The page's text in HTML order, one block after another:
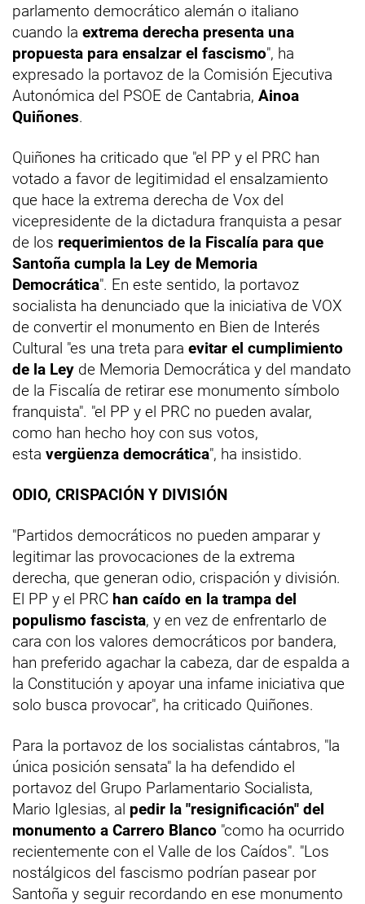
parlamento democrático alemán o italiano
cuando la extrema derecha presenta una
propuesta para ensalzar el fascismo", ha
expresado la portavoz de la Comisión Ejecutiva
Autonómica del PSOE de Cantabria, Ainoa
Quiñones.
Quiñones ha criticado que "el PP y el PRC han
votado a favor de legitimidad el ensalzamiento
que hace la extrema derecha de Vox del
vicepresidente de la dictadura franquista a pesar
de los requerimientos de la Fiscalía para que
Santoña cumpla la Ley de Memoria
Democrática". En este sentido, la portavoz
socialista ha denunciado que la iniciativa de VOX
de convertir el monumento en Bien de Interés
Cultural "es una treta para evitar el cumplimiento
de la Ley de Memoria Democrática y del mandato
de la Fiscalía de retirar ese monumento símbolo
franquista". "el PP y el PRC no pueden avalar,
como han hecho hoy con sus votos,
esta vergüenza democrática", ha insistido.
ODIO, CRISPACIÓN Y DIVISIÓN
"Partidos democráticos no pueden amparar y
legitimar las provocaciones de la extrema
derecha, que generan odio, crispación y división.
El PP y el PRC han caído en la trampa del
populismo fascista, y en vez de enfrentarlo de
cara con los valores democráticos por bandera,
han preferido agachar la cabeza, dar de espalda a
la Constitución y apoyar una infame iniciativa que
solo busca provocar", ha criticado Quiñones.
Para la portavoz de los socialistas cántabros, "la
única posición sensata" la ha defendido el
portavoz del Grupo Parlamentario Socialista,
Mario Iglesias, al pedir la "resignificación" del
monumento a Carrero Blanco "como ha ocurrido
recientemente con el Valle de los Caídos". "Los
nostálgicos del fascismo podrían pasear por
Santoña y seguir recordando en ese monumento